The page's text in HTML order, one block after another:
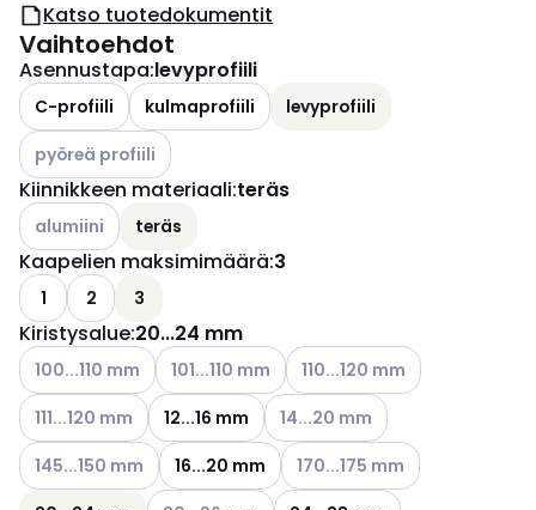
Katso tuotedokumentit
Vaihtoehdot
Asennustapa:levyprofiili
C-profiili kulmaprofiili
levyprofiili
Katso käytettävissä olevat vaihtoehdot
pyöreä profiili
Kiinnikkeen materiaali:teräs
Katso käytettävissä olevat vaihtoehdot
alumiini teräs
Kaapelien maksimimäärä:3
1 2 3
Kiristysalue:20...24 mm
Katso käytettävissä olevat vaihtoehdot
100...110 mm Katso käytettävissä olevat vaihtoehdot
101...110 mm Katso käytettävissä olevat
110...120 mm
Katso käytettävissä olevat vaihtoehdot
111...120 mm 12...16 mm Katso käytettävissä olevat
14...20 mm
Katso käytettävissä olevat vaihtoehdot
145...150 mm 16...20 mm Katso käytettävissä olevat
170...175 mm
Katso käytettävissä olevat vaihtoehdot